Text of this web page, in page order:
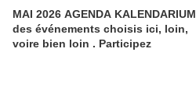
MAI 2026 AGENDA KALENDARIUM
des événements choisis ici, loin,
voire bien loin . Participez